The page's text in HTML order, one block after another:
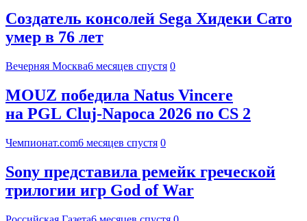
Создатель консолей Sega Хидеки Сато
умер в 76 лет
Вечерняя Москва6 месяцев спустя 0
MOUZ победила Natus Vincere
на PGL Cluj-Napoca 2026 по CS 2
Чемпионат.com6 месяцев спустя 0
Sony представила ремейк греческой
трилогии игр God of War